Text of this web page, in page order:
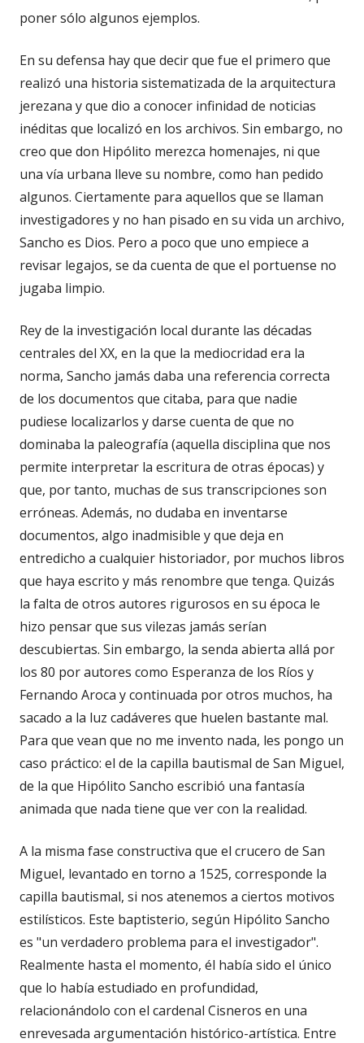
poner sólo algunos ejemplos.
En su defensa hay que decir que fue el primero que
realizó una historia sistematizada de la arquitectura
jerezana y que dio a conocer infinidad de noticias
inéditas que localizó en los archivos. Sin embargo, no
creo que don Hipólito merezca homenajes, ni que
una vía urbana lleve su nombre, como han pedido
algunos. Ciertamente para aquellos que se llaman
investigadores y no han pisado en su vida un archivo,
Sancho es Dios. Pero a poco que uno empiece a
revisar legajos, se da cuenta de que el portuense no
jugaba limpio.
Rey de la investigación local durante las décadas
centrales del XX, en la que la mediocridad era la
norma, Sancho jamás daba una referencia correcta
de los documentos que citaba, para que nadie
pudiese localizarlos y darse cuenta de que no
dominaba la paleografía (aquella disciplina que nos
permite interpretar la escritura de otras épocas) y
que, por tanto, muchas de sus transcripciones son
erróneas. Además, no dudaba en inventarse
documentos, algo inadmisible y que deja en
entredicho a cualquier historiador, por muchos libros
que haya escrito y más renombre que tenga. Quizás
la falta de otros autores rigurosos en su época le
hizo pensar que sus vilezas jamás serían
descubiertas. Sin embargo, la senda abierta allá por
los 80 por autores como Esperanza de los Ríos y
Fernando Aroca y continuada por otros muchos, ha
sacado a la luz cadáveres que huelen bastante mal.
Para que vean que no me invento nada, les pongo un
caso práctico: el de la capilla bautismal de San Miguel,
de la que Hipólito Sancho escribió una fantasía
animada que nada tiene que ver con la realidad.
A la misma fase constructiva que el crucero de San
Miguel, levantado en torno a 1525, corresponde la
capilla bautismal, si nos atenemos a ciertos motivos
estilísticos. Este baptisterio, según Hipólito Sancho
es "un verdadero problema para el investigador".
Realmente hasta el momento, él había sido el único
que lo había estudiado en profundidad,
relacionándolo con el cardenal Cisneros en una
enrevesada argumentación histórico-artística. Entre